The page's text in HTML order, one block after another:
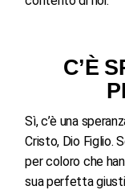
C’È
Sì, c’è una
Cristo, Dio Figlio.
per coloro che
sua perfetta